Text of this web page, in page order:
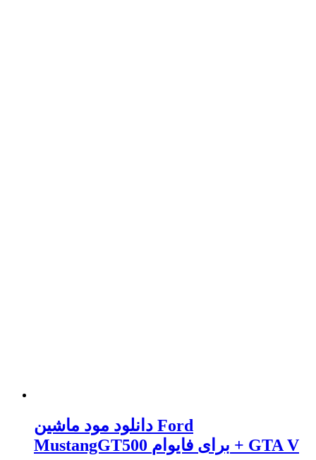
دانلود مود ماشین Ford
MustangGT500 برای فایوام + GTA V